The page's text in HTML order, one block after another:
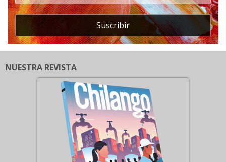
Suscribir
NUESTRA REVISTA